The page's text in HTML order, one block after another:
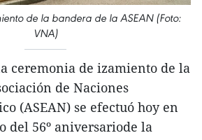
de la bandera de la ASEAN (Foto:
VNA)
ceremonia de izamiento de la
de Naciones
(ASEAN) se efectuó hoy en
del 56º aniversariode la